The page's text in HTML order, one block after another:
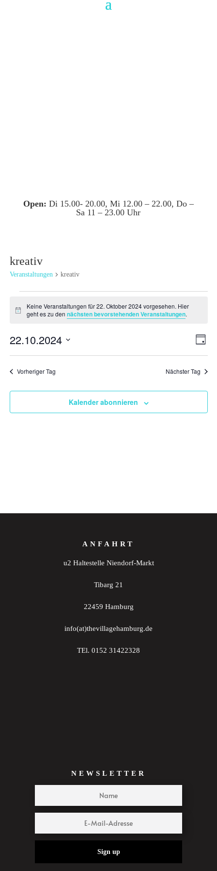
Open: Di 15.00- 20.00, Mi 12.00 – 22.00, Do –
Sa 11 – 23.00 Uhr
kreativ
Veranstaltungen kreativ
für
Oktober
2024
Hinweis
Keine Veranstaltungen für 22. Oktober 2024 vorgesehen. Hier
geht es zu dennächsten bevorstehenden Veranstaltungen.
Tag
22.10.2024
Vorheriger Tag Nächster Tag
Kalender abonnieren
ANFAHRT
u2 Haltestelle Niendorf-Markt
Tibarg 21
22459 Hamburg
info(at)thevillagehamburg.de
TEl. 0152 31422328
NEWSLETTER
Sign up